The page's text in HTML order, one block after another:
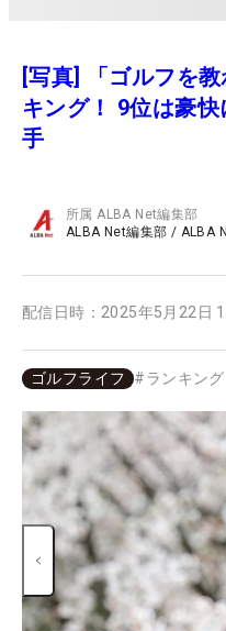
[写真] 「ゴルフを
キング！ 9位は豪
手
所属ALBA Net編集部
ALBA Net編集部 / ALBA
配信日時： 2025年5月22日
ゴルフライフ #ランキング